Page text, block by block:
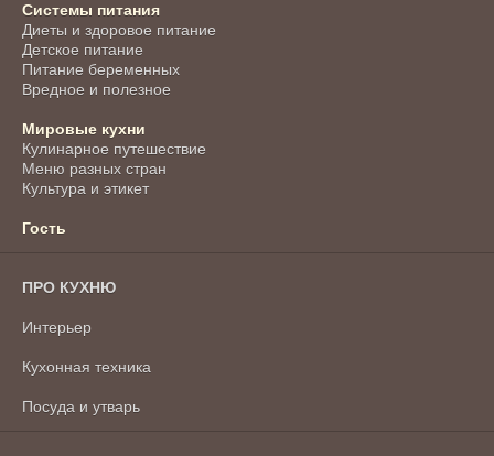
Системы питания
Диеты и здоровое питание
Детское питание
Питание беременных
Вредное и полезное
Мировые кухни
Кулинарное путешествие
Меню разных стран
Культура и этикет
Гость
ПРО КУХНЮ
Интерьер
Кухонная техника
Посуда и утварь